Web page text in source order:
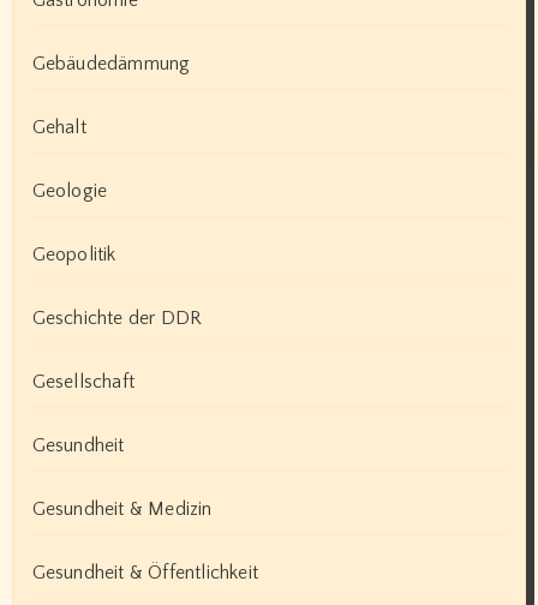
Gebäudedämmung
Gehalt
Geologie
Geopolitik
Geschichte der DDR
Gesellschaft
Gesundheit
Gesundheit & Medizin
Gesundheit & Öffentlichkeit